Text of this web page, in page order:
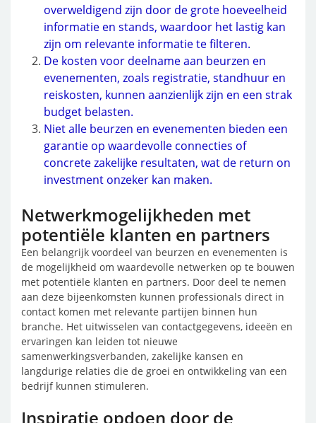
overweldigend zijn door de grote hoeveelheid
informatie en stands, waardoor het lastig kan
zijn om relevante informatie te filteren.
De kosten voor deelname aan beurzen en
evenementen, zoals registratie, standhuur en
reiskosten, kunnen aanzienlijk zijn en een strak
budget belasten.
Niet alle beurzen en evenementen bieden een
garantie op waardevolle connecties of
concrete zakelijke resultaten, wat de return on
investment onzeker kan maken.
Netwerkmogelijkheden met
potentiële klanten en partners
Een belangrijk voordeel van beurzen en evenementen is
de mogelijkheid om waardevolle netwerken op te bouwen
met potentiële klanten en partners. Door deel te nemen
aan deze bijeenkomsten kunnen professionals direct in
contact komen met relevante partijen binnen hun
branche. Het uitwisselen van contactgegevens, ideeën en
ervaringen kan leiden tot nieuwe
samenwerkingsverbanden, zakelijke kansen en
langdurige relaties die de groei en ontwikkeling van een
bedrijf kunnen stimuleren.
Inspiratie opdoen door de